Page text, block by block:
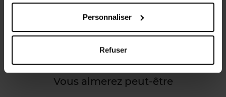
Personnaliser
Refuser
Caractéristiques
Avis client
Vous aimerez peut-être